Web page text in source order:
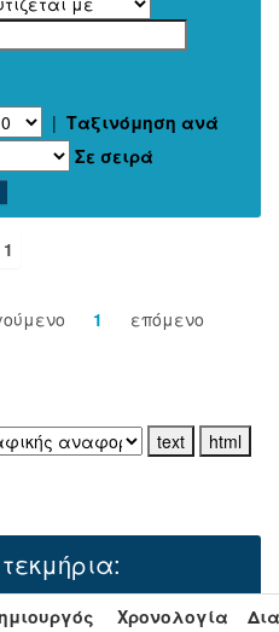
| Ταξινόμηση ανά
Σε σειρά
1
1 επόμενο
Χρονολογία